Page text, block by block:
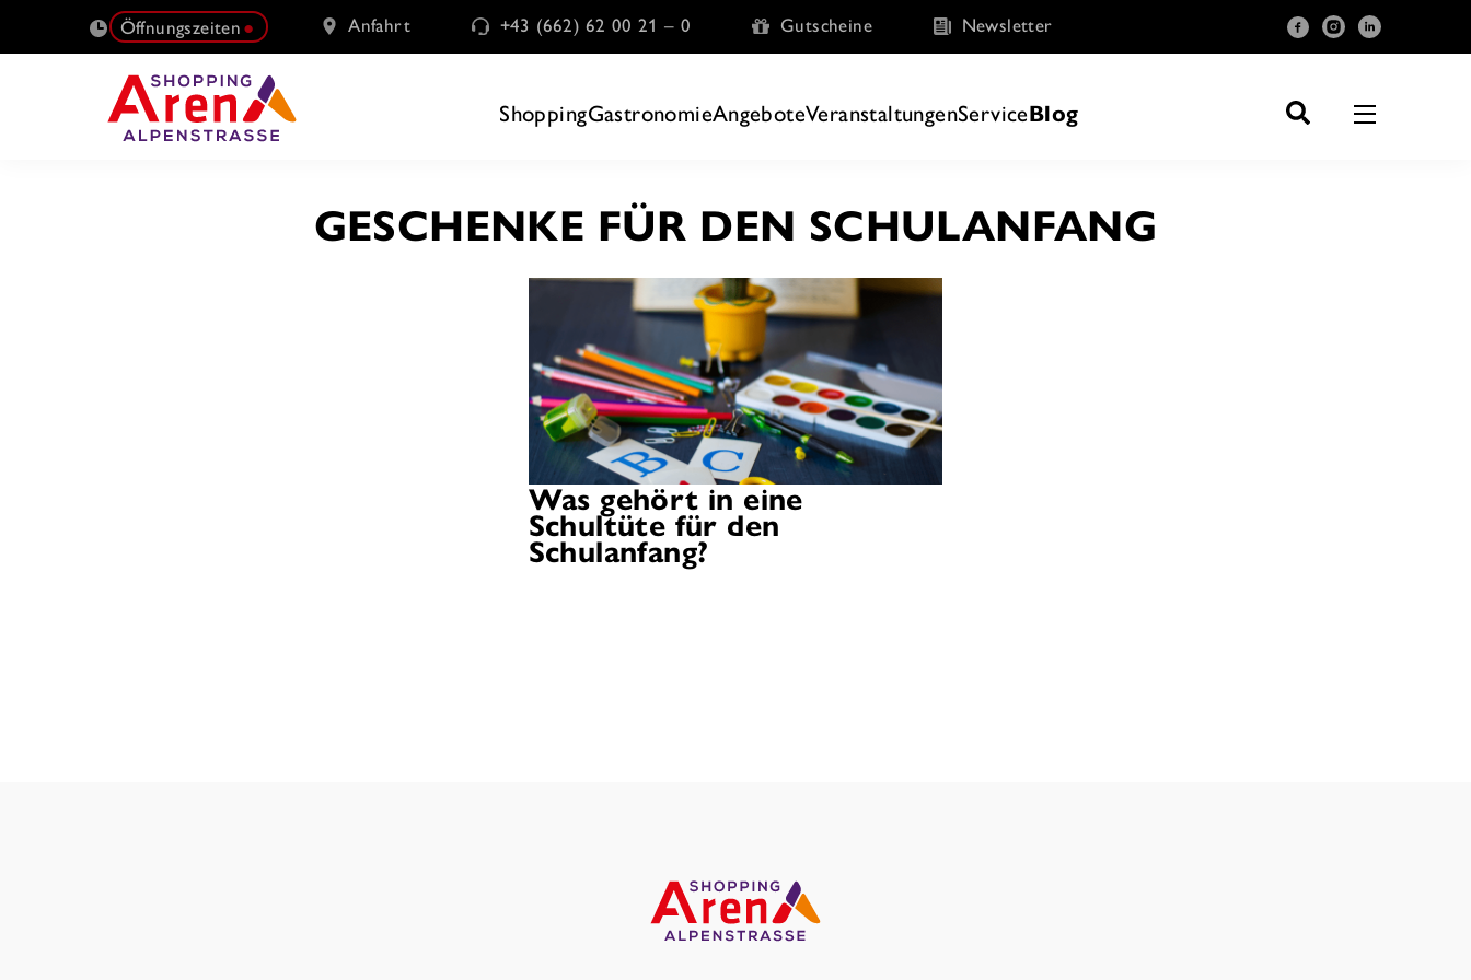
Öffnungszeiten Anfahrt +43 (662) 62 00 21 – 0 Gutscheine Newsletter
ShoppingGastronomieAngeboteVeranstaltungenServiceBlog
GESCHENKE FÜR DEN SCHULANFANG
Was gehört in eine
Schultüte für den
Schulanfang?